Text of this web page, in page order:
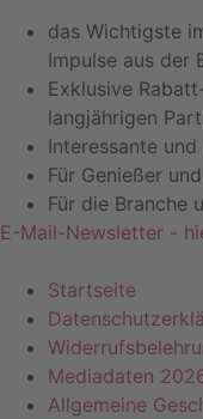
das Wichtigste
Impulse aus der
Exklusive
langjährigen
Interessante
Für Genießer
Für die Branche
E-Mail-Newsletter -
Startseite
Mediadaten
Allgemeine